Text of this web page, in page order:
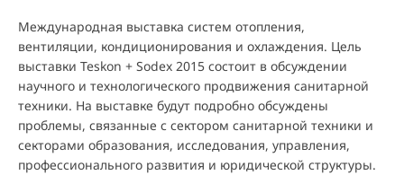
Международная выставка систем отопления,
вентиляции, кондиционирования и охлаждения. Цель
выставки Teskon + Sodex 2015 состоит в обсуждении
научного и технологического продвижения санитарной
техники. На выставке будут подробно обсуждены
проблемы, связанные с сектором санитарной техники и
секторами образования, исследования, управления,
профессионального развития и юридической структуры.